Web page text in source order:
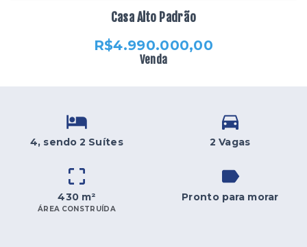
Casa Alto Padrão
R$4.990.000,00
Venda
4, sendo 2 Suítes 2 Vagas
430 m²
ÁREA CONSTRUÍDA
Pronto para morar